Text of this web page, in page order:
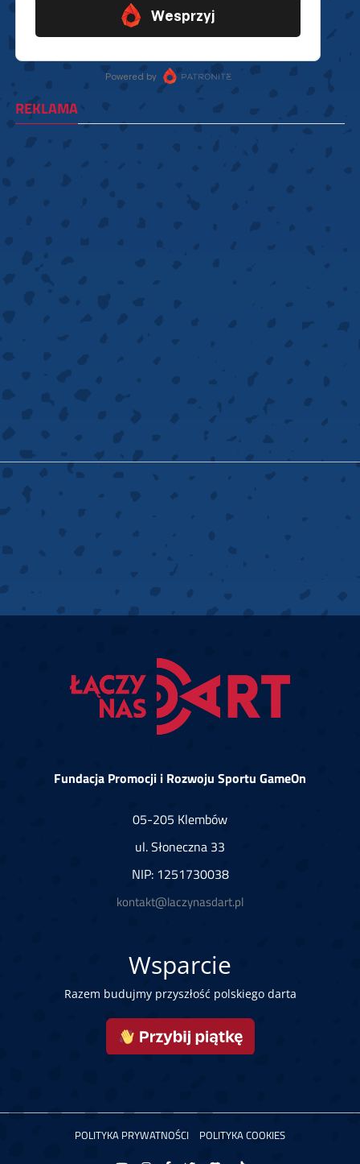
REKLAMA
Fundacja Promocji i Rozwoju Sportu GameOn
05-205 Klembów
ul. Słoneczna 33
NIP: 1251730038
kontakt@laczynasdart.pl
Wsparcie
Razem budujmy przyszłość polskiego darta
POLITYKA PRYWATNOŚCI POLITYKA COOKIES